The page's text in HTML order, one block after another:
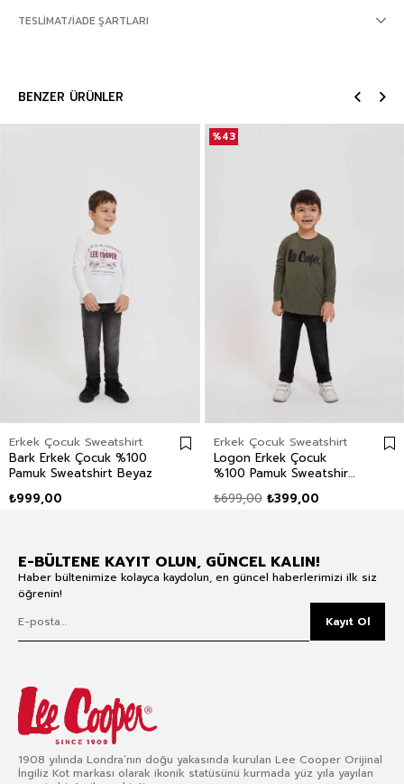
TESLIMAT/İADE ŞARTLARI
BENZER ÜRÜNLER
Erkek Çocuk Sweatshirt
Bark Erkek Çocuk %100
Pamuk Sweatshirt Beyaz
₺999,00
Erkek Çocuk Sweatshirt
Logon Erkek Çocuk
%100 Pamuk Sweatshirt
₺399,00
₺699,00
%43
E-BÜLTENE KAYIT OLUN, GÜNCEL KALIN!
Haber bültenimize kolayca kaydolun, en güncel haberlerimizi ilk siz
öğrenin!
Kayıt Ol
1908 yılında Londra’nın doğu yakasında kurulan Lee Cooper Orijinal
İngiliz Kot markası olarak ikonik statüsünü kurmada yüz yıla yayılan